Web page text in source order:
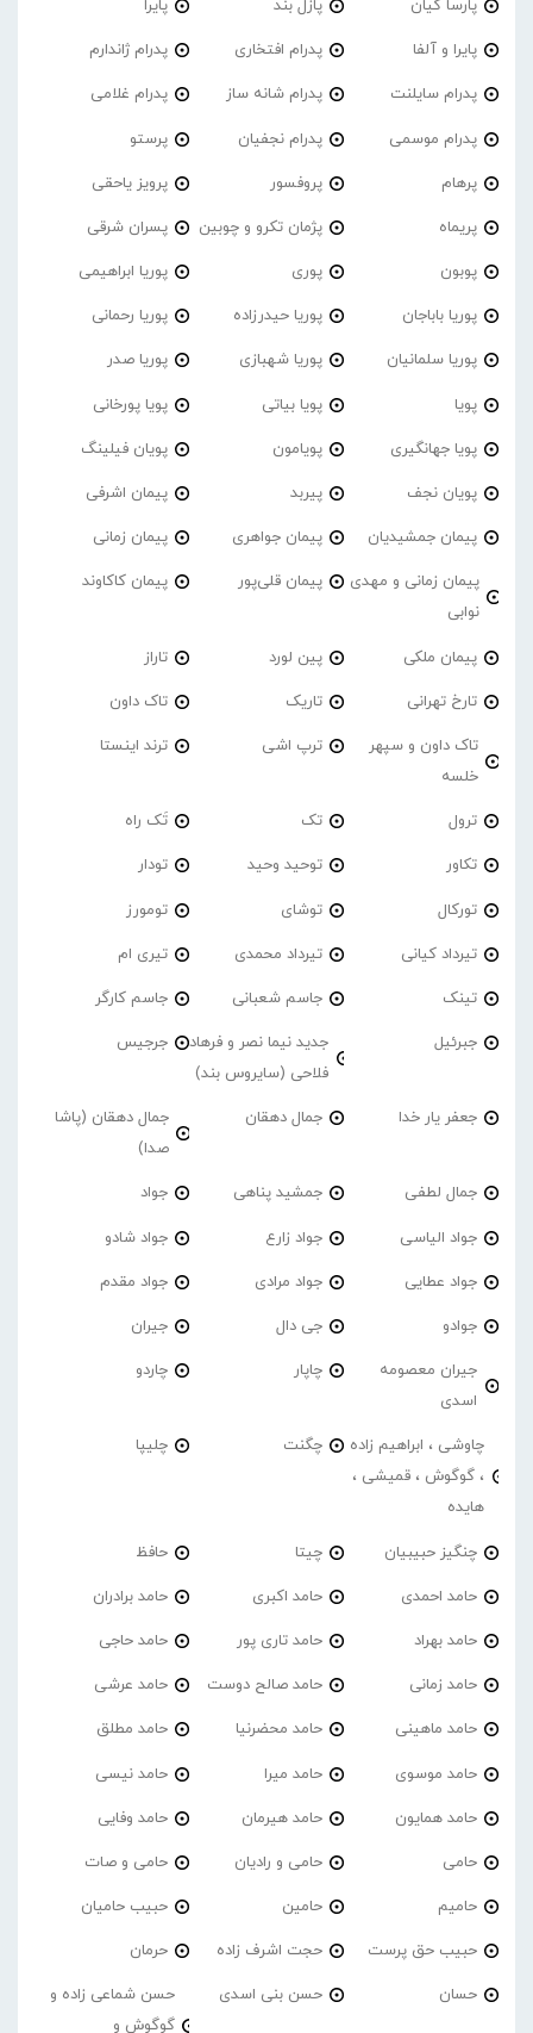
پارسا کیان پازل بند پایرا
پایرا و آلفا پدرام افتخاری پدرام ژاندارم
پدرام‌ سایلنت پدرام شانه ساز پدرام غلامی
پدرام موسمی پدرام نجفیان پرستو
پرهام پروفسور پرویز یاحقی
پریماه پژمان تکرو و چوبین پسران شرقی
پوبون پوری پوریا ابراهیمی
پوریا باباجان پوریا حیدرزاده پوریا رحمانی
پوریا سلمانیان پوریا شهبازی پوریا صدر
پویا پویا بیاتی پویا پورخانی
پویا جهانگیری پویامون پویان فیلینگ
پویان نجف پیربد پیمان اشرفی
پیمان جمشیدیان پیمان جواهری پیمان زمانی
پیمان زمانی و مهدی
نوابی
پیمان قلی‌پور پیمان کاکاوند
پیمان ملکی پین لورد تاراز
تارخ تهرانی تاریک تاک داون
تاک داون و سپهر
خلسه
ترپ اشی ترند اینستا
ترول تک تَک راه
تکاور توحید وحید تودار
تورکال توشای تومورز
تیرداد کیانی تیرداد محمدی تیری ام
تینک جاسم شعبانی جاسم کارگر
جبرئیل
جدید نیما نصر و فرهاد
فلاحی (سایروس بند)
جرجیس
جعفر یار خدا جمال دهقان
جمال دهقان (پاشا
صدا)
جمال لطفی جمشید پناهی جواد
جواد الیاسی جواد زارع جواد شادو
جواد عطایی جواد مرادی جواد مقدم
جوادو جی دال جیران
جیران معصومه
اسدی
چاپار چاردو
چاوشی ، ابراهیم زاده
، گوگوش ، قمیشی ،
هایده
چگنت چلیپا
چنگیز حبیبیان چیتا حافظ
حامد احمدی حامد اکبری حامد برادران
حامد بهراد حامد تاری پور حامد حاجی
حامد زمانی حامد صالح دوست حامد عرشی
حامد ماهینی حامد محضرنیا حامد مطلق
حامد موسوی حامد میرا حامد نیسی
حامد همایون حامد هیرمان حامد وفایی
حامی حامی و رادیان حامی و صات
حامیم حامین حبیب حامیان
حبیب حق پرست حجت اشرف زاده حرمان
حسان حسن بنی اسدی
حسن شماعی زاده و
گوگوش و